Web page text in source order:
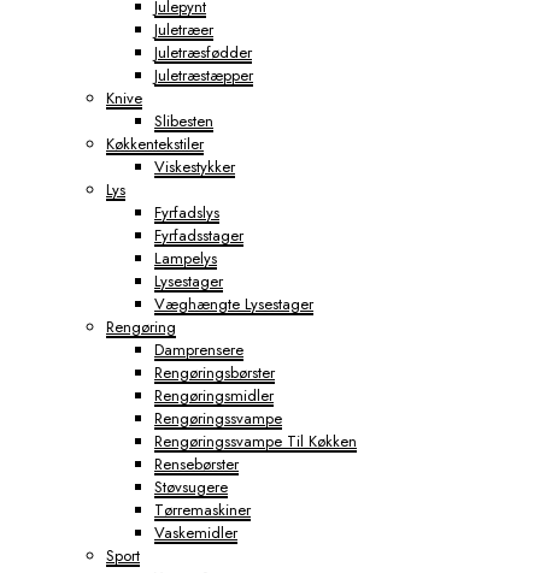
Julepynt
Juletræer
Juletræsfødder
Juletræstæpper
Knive
Slibesten
Køkkentekstiler
Viskestykker
Lys
Fyrfadslys
Fyrfadsstager
Lampelys
Lysestager
Væghængte Lysestager
Rengøring
Damprensere
Rengøringsbørster
Rengøringsmidler
Rengøringssvampe
Rengøringssvampe Til Køkken
Rensebørster
Støvsugere
Tørremaskiner
Vaskemidler
Sport